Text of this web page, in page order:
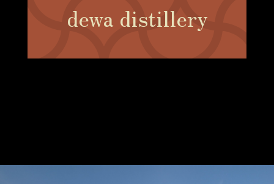
dewa distillery